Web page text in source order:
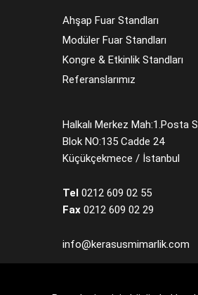
Ahşap Fuar Standları
Modüler Fuar Standları
Kongre & Etkinlik Standları
Referanslarımız
Halkalı Merkez Mah:1.Posta
Blok NO:135 Cadde 24
Küçükçekmece / İstanbul
Tel 0212 609 02 55
Fax 0212 609 02 29
info@kerasusmimarlik.com